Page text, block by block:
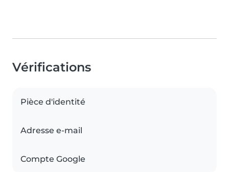
Vérifications
Pièce d'identité
Adresse e-mail
Compte Google